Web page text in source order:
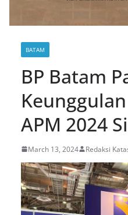
BATAM
BP Batam
APM 2024
March 13, 2024 Redaksi